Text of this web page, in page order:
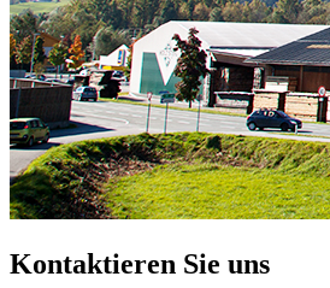
Kontaktieren Sie uns